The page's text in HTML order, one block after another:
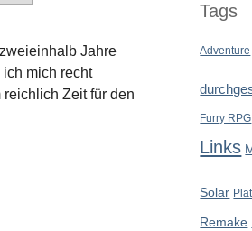
Jahre
mich recht
Zeit für den
Tags
Adventure
Furry RPG
Links
Solar
Remake